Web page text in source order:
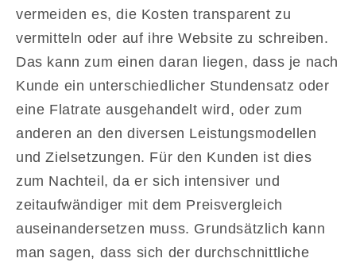
vermeiden es, die Kosten transparent zu
vermitteln oder auf ihre Website zu schreiben.
Das kann zum einen daran liegen, dass je nach
Kunde ein unterschiedlicher Stundensatz oder
eine Flatrate ausgehandelt wird, oder zum
anderen an den diversen Leistungsmodellen
und Zielsetzungen. Für den Kunden ist dies
zum Nachteil, da er sich intensiver und
zeitaufwändiger mit dem Preisvergleich
auseinandersetzen muss. Grundsätzlich kann
man sagen, dass sich der durchschnittliche